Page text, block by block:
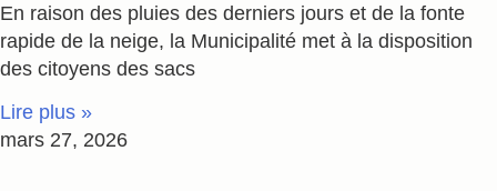
En raison des pluies des derniers jours et de la fonte
rapide de la neige, la Municipalité met à la disposition
des citoyens des sacs
Lire plus »
mars 27, 2026